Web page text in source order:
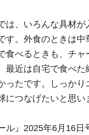
は、いろんな具材が
す。外食のときは中
食べるときも、チャ
最近は自宅で食べた
ったです。しっかり
につなげたいと思い
ル』2025年6月16日